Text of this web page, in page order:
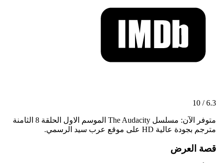
6.3 / 10
متوفر الآن: مسلسل The Audacity الموسم الاول الحلقة 8 الثامنة
مترجم بجودة عالية HD على موقع عرب سيد الرسمي.
قصة العرض